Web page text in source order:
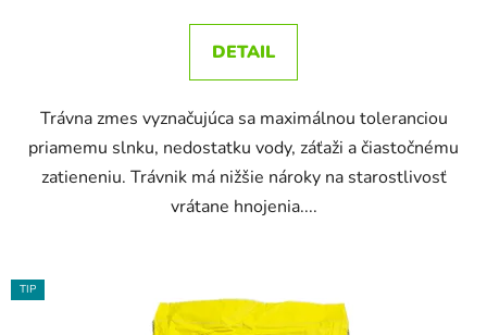
DETAIL
Trávna zmes vyznačujúca sa maximálnou toleranciou
priamemu slnku, nedostatku vody, záťaži a čiastočnému
zatieneniu. Trávnik má nižšie nároky na starostlivosť
vrátane hnojenia....
TIP